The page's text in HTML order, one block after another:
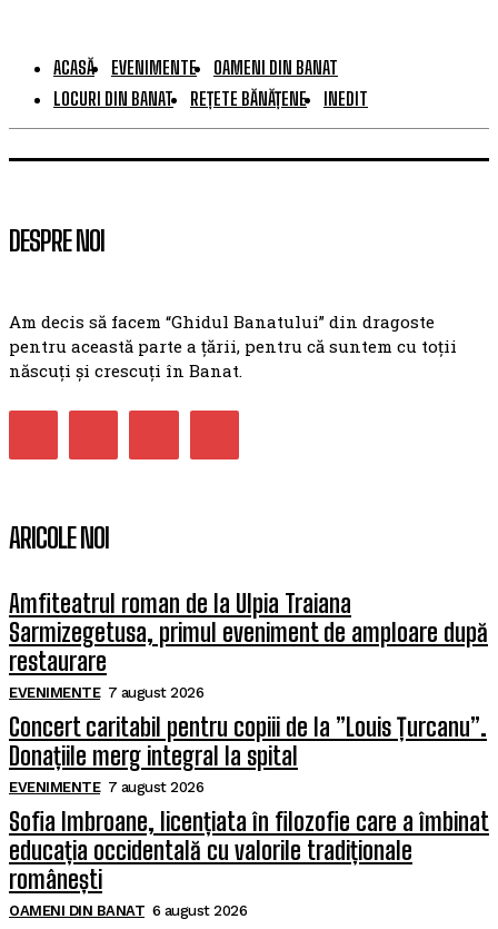
ACASĂ EVENIMENTE
OAMENI DIN BANAT
LOCURI DIN BANAT
REȚETE BĂNĂȚENE INEDIT
DESPRE NOI
Am decis să facem “Ghidul Banatului” din dragoste
pentru această parte a țării, pentru că suntem cu toții
născuți și crescuți în Banat.
ARICOLE NOI
Amfiteatrul roman de la Ulpia Traiana
Sarmizegetusa, primul eveniment de amploare după
restaurare
EVENIMENTE 7 august 2026
Concert caritabil pentru copiii de la ”Louis Țurcanu”.
Donațiile merg integral la spital
EVENIMENTE 7 august 2026
Sofia Imbroane, licențiata în filozofie care a îmbinat
educația occidentală cu valorile tradiționale
românești
OAMENI DIN BANAT 6 august 2026